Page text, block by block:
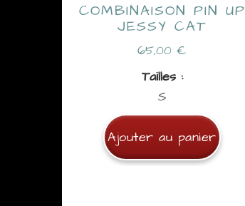
COMBINAISON PIN UP
JESSY CAT
65,00€
Tailles :
S
Ajouter au panier